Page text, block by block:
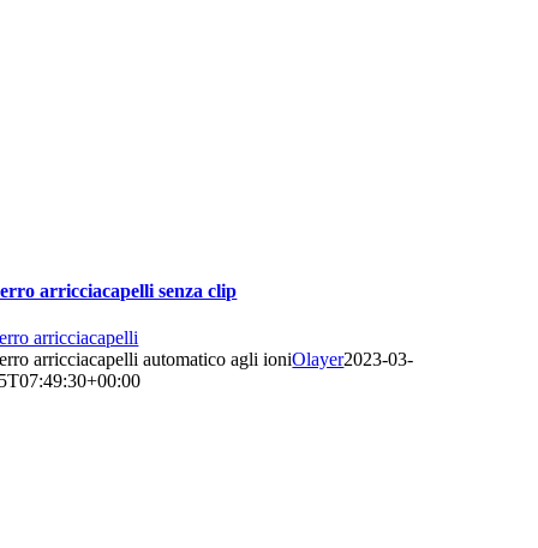
arricciacapelli senza clip
arricciacapelli
arricciacapelli automatico agli ioniOlayer2023-03-